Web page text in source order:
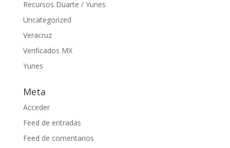
Recursos Duarte / Yunes
Uncategorized
Veracruz
Verificados MX
Yunes
Meta
Acceder
Feed de entradas
Feed de comentarios